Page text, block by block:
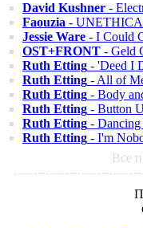
David Kushner -
Faouzia -
Jessie Ware - I Could
OST+FRONT - Geld
Ruth Etting - 'Deed I
Ruth Etting - All of
Ruth Etting - Body
Ruth Etting - Button
Ruth Etting -
Ruth Etting - I'm
Все